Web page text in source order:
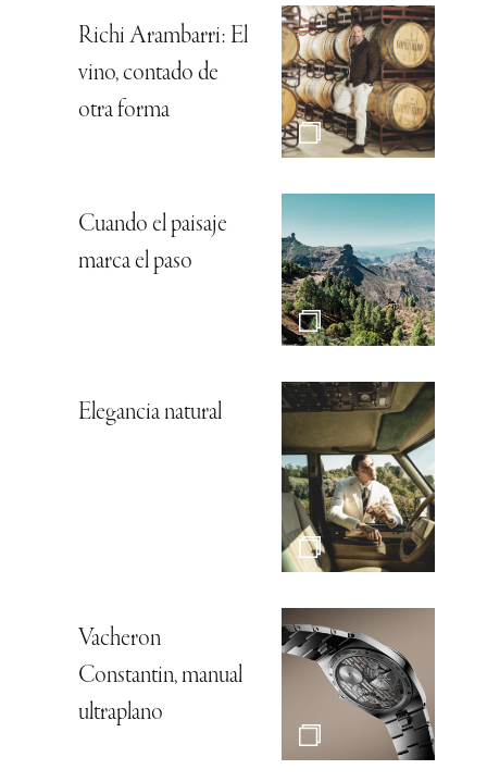
Richi Arambarri: El
vino, contado de
otra forma
Cuando el paisaje
marca el paso
Elegancia natural
Vacheron
Constantin, manual
ultraplano